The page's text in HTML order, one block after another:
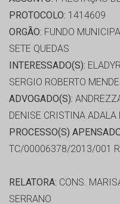
PROTOCOLO: 1414609
ORGÃO: FUNDO
SETE QUEDAS
INTERESSADO(S):
SERGIO ROBERTO
ADVOGADO(S):
DENISE CRISTINA ADALA
PROCESSO(S)
TC/00006378/2013/001
RELATORA: CONS.
SERRANO